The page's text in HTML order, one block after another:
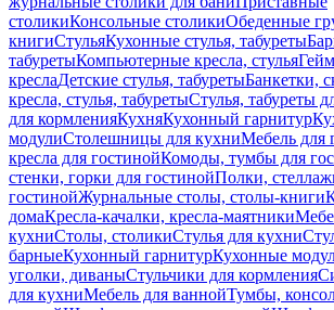
столикиКонсольные столикиОбеденные
книгиСтульяКухонные стулья, табуреты
табуретыКомпьютерные кресла, стулья
креслаДетские стулья, табуретыБанкетки,
кресла, стулья, табуретыСтулья, табуреты
для кормленияКухняКухонный гарнитур
модулиСтолешницы для кухниМебель для
кресла для гостинойКомоды, тумбы для
стенки, горки для гостинойПолки,
гостинойЖурнальные столы, столы-книги
домаКресла-качалки, кресла-маятники
кухниСтолы, столикиСтулья для кухни
барныеКухонный гарнитурКухонные
уголки, диваныСтульчики для кормления
для кухниМебель для ваннойТумбы,